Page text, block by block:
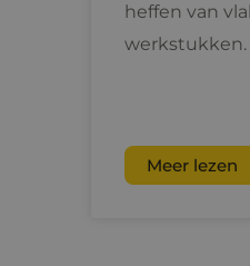
heffen van
werkstukken.
Meer lezen